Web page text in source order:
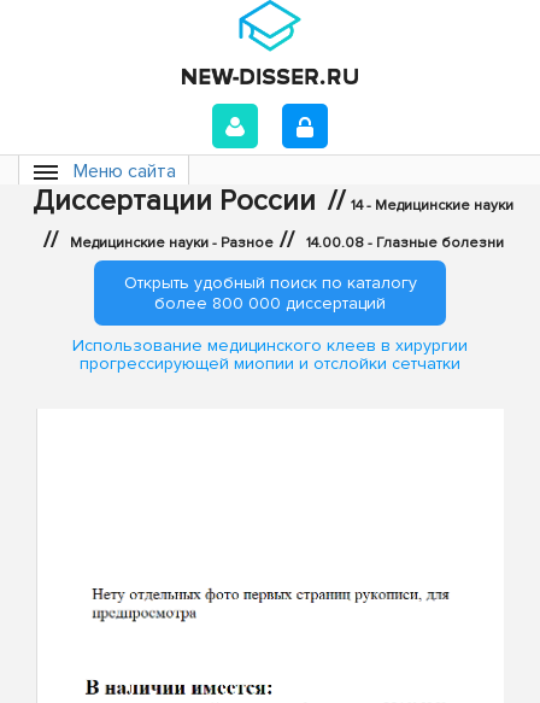
Меню сайта
Диссертации России // 14 - Медицинские науки
// Медицинские науки - Разное // 14.00.08 - Глазные болезни
Открыть удобный поиск по каталогу
более 800 000 диссертаций
Использование медицинского клеев в хирургии
прогрессирующей миопии и отслойки сетчатки